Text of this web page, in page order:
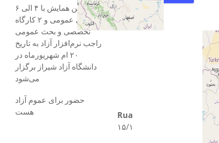
این همایش با ۴ الی ۶
ارائه‌ی عمومی و ۲ کارگاه
تخصصی و بحث عمومی
راجب نرم‌افزار آزاد به تاریخ
۲۰ ام شهریورماه در
دانشگاه آزاد شیراز برگزار
می‌شود
حضور برای عموم آزاد
Rua
۱۵/۱